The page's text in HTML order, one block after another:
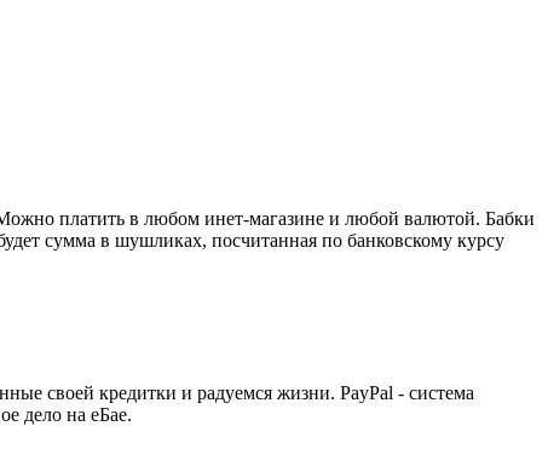
платить в любом инет-магазине и любой валютой. Бабки
сумма в шушликах, посчитанная по банковскому курсу
своей кредитки и радуемся жизни. PayPal - система
дело на еБае.